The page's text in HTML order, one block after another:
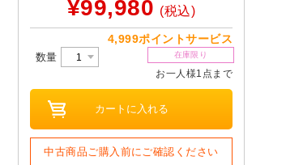
¥99,980 (税込)
4,999ポイントサービス
数量 在庫限り
お一人様1点まで
中古商品ご購入前にご確認ください